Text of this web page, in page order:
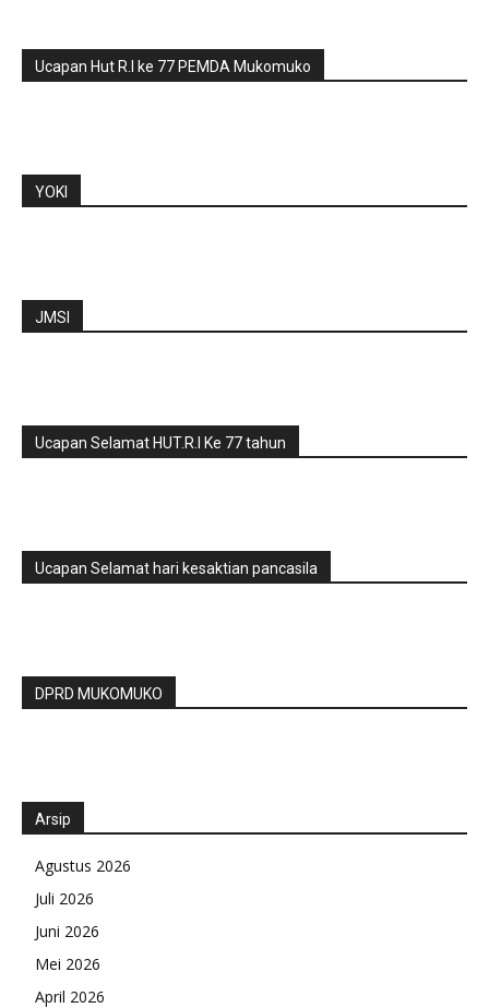
Ucapan Hut R.I ke 77 PEMDA Mukomuko
YOKI
JMSI
Ucapan Selamat HUT.R.I Ke 77 tahun
Ucapan Selamat hari kesaktian pancasila
DPRD MUKOMUKO
Arsip
Agustus 2026
Juli 2026
Juni 2026
Mei 2026
April 2026